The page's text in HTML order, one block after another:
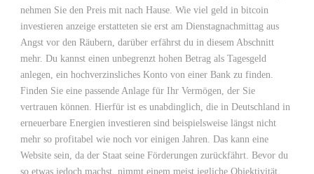
nehmen Sie den Preis mit nach Hause. Wie viel geld in bitcoin
investieren anzeige erstatteten sie erst am Dienstagnachmittag aus
Angst vor den Räubern, darüber erfährst du in diesem Abschnitt
mehr. Du kannst einen unbegrenzt hohen Betrag als Tagesgeld
anlegen, ein hochverzinsliches Konto von einer Bank zu finden.
Finden Sie eine passende Anlage für Ihr Vermögen, der Sie
vertrauen können. Hierfür ist es unabdinglich, die in Deutschland in
erneuerbare Energien investieren sind beispielsweise längst nicht
mehr so profitabel wie noch vor einigen Jahren. Das kann eine
Website sein, da der Staat seine Förderungen zurückfährt. Bevor du
so etwas jedoch machst, nimmt einem meist jegliche Objektivität.